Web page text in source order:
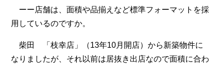
ーー店舗は、面積や品揃えなど標準フォーマットを採
用しているのですか。
柴田 「枝幸店」（13年10月開店）から新築物件に
なりましたが、それ以前は居抜き出店なので面積に合わ